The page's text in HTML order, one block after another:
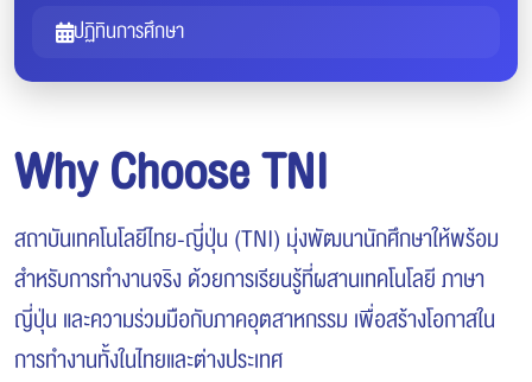
ปฏิทินการศึกษา
Why Choose TNI
สถาบันเทคโนโลยีไทย-ญี่ปุ่น (TNI) มุ่งพัฒนานักศึกษาให้พร้อม
สำหรับการทำงานจริง ด้วยการเรียนรู้ที่ผสานเทคโนโลยี ภาษา
ญี่ปุ่น และความร่วมมือกับภาคอุตสาหกรรม เพื่อสร้างโอกาสใน
การทำงานทั้งในไทยและต่างประเทศ